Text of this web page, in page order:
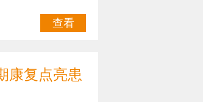
查看
康复点亮患